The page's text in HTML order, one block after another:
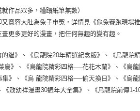
作品眾多，糟蹋紙筆無數）
寬容大肚為兔子申冤，詳情見《龜兔賽跑現場推
更多更好的漫畫，把任何無趣的變有趣。
貓》、《烏龍院20年精選紀念版》、《烏龍
鳥》、《烏龍院精彩四格──花花木蘭》、《烏
集》、《烏 龍院精彩四格──偷天換日》、《烏
《敖幼祥漫畫30週年大全集》、《烏龍院前傳1-